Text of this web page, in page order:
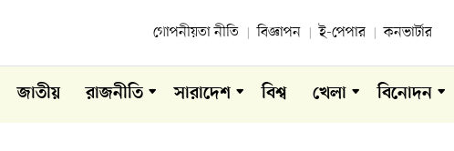
গোপনীয়তা নীতি বিজ্ঞাপন ই-পেপার কনভার্টার
জাতীয় রাজনীতি সারাদেশ বিশ্ব খেলা বিনোদন